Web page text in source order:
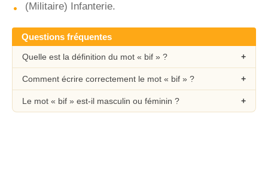
(Militaire) Infanterie.
Questions fréquentes
Quelle est la définition du mot « bif » ?
Comment écrire correctement le mot « bif » ?
Le mot « bif » est-il masculin ou féminin ?